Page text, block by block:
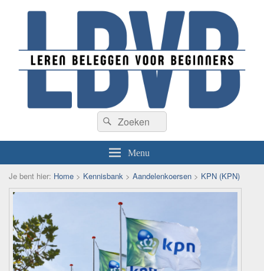
Beleggen voor beginners
De beste informatie over beleggen voor beginners
Zoeken
naar:
Zoeken
Menu
Je bent hier: Home > Kennisbank > Aandelenkoersen > KPN (KPN)